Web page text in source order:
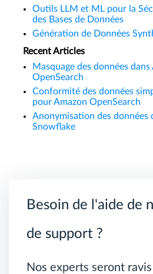
Outils LLM et ML pour la
des Bases de Données
Génération de Données
Recent Articles
Masquage des données dans
OpenSearch
Conformité des données
pour Amazon OpenSearch
Anonymisation des données
Snowflake
Besoin de l'aide de
de support ?
Nos experts seront